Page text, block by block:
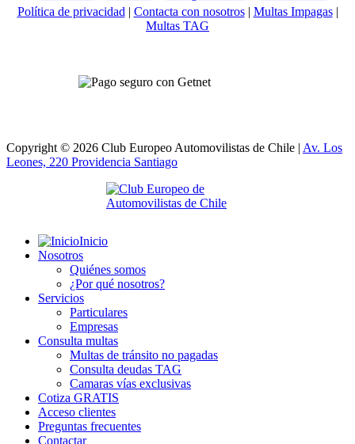
Política de privacidad | Contacta con nosotros| Multas Impagas|
Multas TAG
Copyright © 2026 Club Europeo Automovilistas de Chile | Av. Los
Leones, 220 Providencia Santiago
Inicio
Nosotros
Quiénes somos
¿Por qué nosotros?
Servicios
Particulares
Empresas
Consulta multas
Multas de tránsito no pagadas
Consulta deudas TAG
Camaras vías exclusivas
Cotiza GRATIS
Acceso clientes
Preguntas frecuentes
Contactar